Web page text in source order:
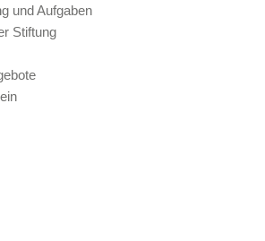
und Aufgaben
Stiftung